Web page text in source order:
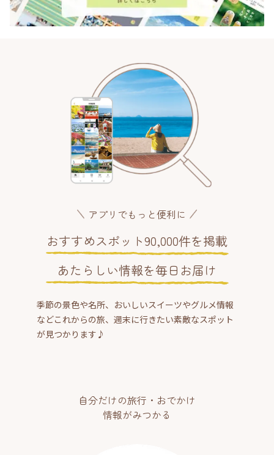
アプリでもっと便利に
おすすめスポット90,000件を掲載
あたらしい情報を毎日お届け
季節の景色や名所、おいしいスイーツやグルメ情報
などこれからの旅、週末に行きたい素敵なスポット
が見つかります♪
自分だけの旅行・おでかけ
情報がみつかる